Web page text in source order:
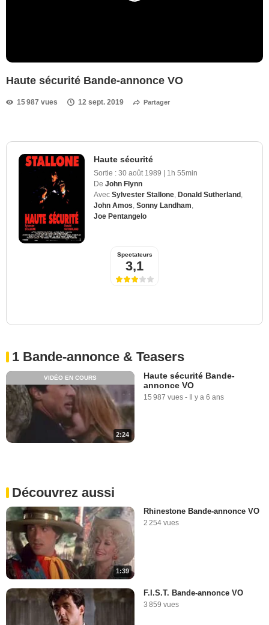
Haute sécurité Bande-annonce VO
15 987 vues 12 sept. 2019 Partager
Haute sécurité
Sortie : 30 août 1989 | 1h 55min
De John Flynn
Avec Sylvester Stallone Donald Sutherland
John Amos Sonny Landham
Joe Pentangelo
Spectateurs
3,1
1 Bande-annonce & Teasers
2:24
VIDÉO EN COURS
Haute sécurité Bande-
annonce VO
15 987 vues - Il y a 6 ans
Découvrez aussi
1:39
Rhinestone Bande-annonce VO
2 254 vues
F.I.S.T. Bande-annonce VO
3 859 vues